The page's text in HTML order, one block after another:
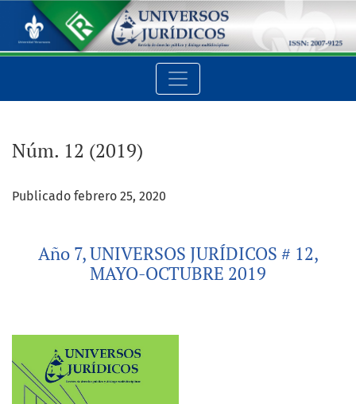
Núm. 12 (2019): Año 7, UNIVERSOS JURÍDICOS # 12, MAYO-
Núm. 12 (2019)
Publicado febrero 25, 2020
Año 7, UNIVERSOS JURÍDICOS # 12,
MAYO-OCTUBRE 2019